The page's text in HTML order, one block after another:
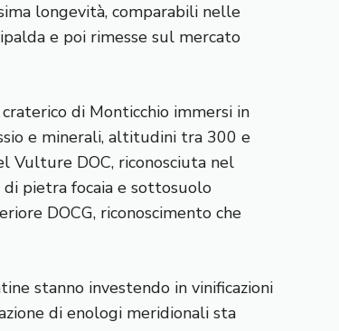
longevità, comparabili nelle
e poi rimesse sul mercato
di Monticchio immersi in
e minerali, altitudini tra 300 e
Vulture DOC, riconosciuta nel
pietra focaia e sottosuolo
DOCG, riconoscimento che
stanno investendo in vinificazioni
di enologi meridionali sta